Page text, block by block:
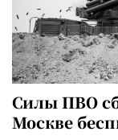
Силы ПВО
Москве